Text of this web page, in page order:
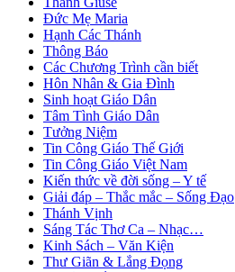
Đức Mẹ Maria
Hạnh Các Thánh
Thông Báo
Các Chương Trình cần biết
Hôn Nhân & Gia Đình
Sinh hoạt Giáo Dân
Tâm Tình Giáo Dân
Tưởng Niệm
Tin Công Giáo Thế Giới
Tin Công Giáo Việt Nam
Kiến thức về đời sống – Y tế
Giải đáp – Thắc mắc – Sống Đạo
Thánh Vịnh
Sáng Tác Thơ Ca – Nhạc…
Kinh Sách – Văn Kiện
Thư Giãn & Lắng Đọng